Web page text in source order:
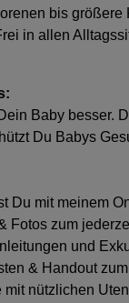
bis größere
in allen
Baby besser.
Du Babys
Du mit meinem
Fotos zum
und
& Handout
mit nützlichen